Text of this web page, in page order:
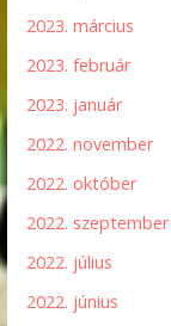
2023. március
2023. február
2023. január
2022. november
2022. október
2022. szeptember
2022. július
2022. június